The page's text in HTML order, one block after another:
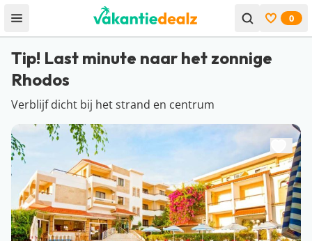
Open menu Bekijk
0
Tip! Last minute naar het zonnige
Rhodos
Verblijf dicht bij het strand en centrum